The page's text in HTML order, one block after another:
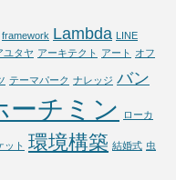
framework Lambda LINE
ユタヤ アーキテクト アート オフ
テーマパーク ナレッジ バン
ーチミン ローカ
ット 環境構築 結婚式 虫